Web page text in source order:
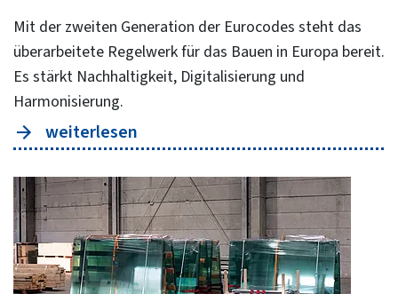
Mit der zweiten Generation der Eurocodes steht das
überarbeitete Regelwerk für das Bauen in Europa bereit.
Es stärkt Nachhaltigkeit, Digitalisierung und
Harmonisierung.
weiterlesen